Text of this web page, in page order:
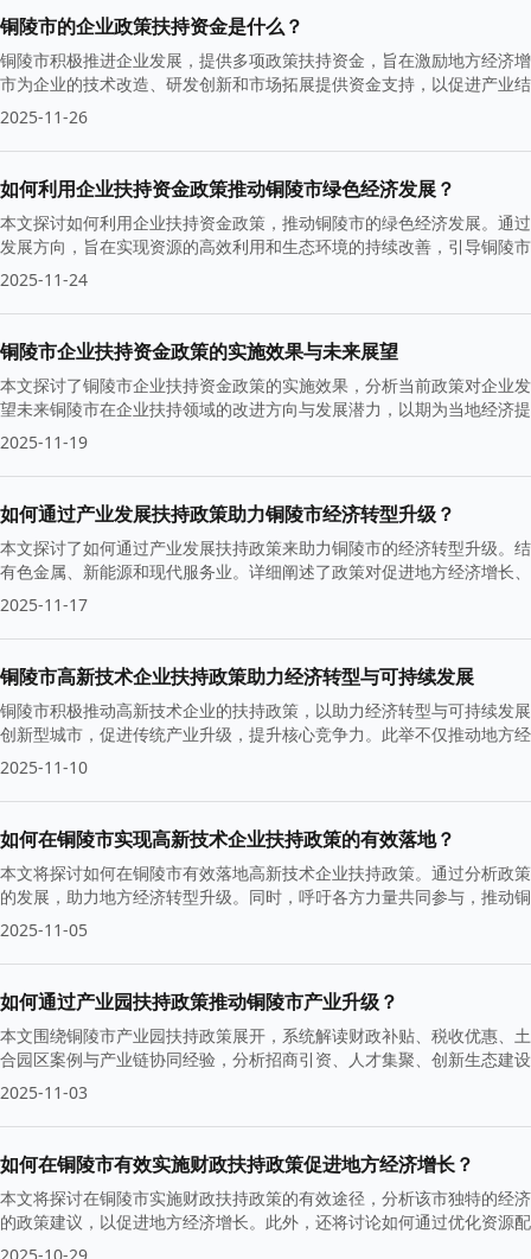
铜陵市的企业政策扶持资金是什么？
铜陵市积极推进企业发展，提供多项政策扶持资金，旨在激励地方经济
市为企业的技术改造、研发创新和市场拓展提供资金支持，以促进产业
2025-11-26
如何利用企业扶持资金政策推动铜陵市绿色经济发展？
本文探讨如何利用企业扶持资金政策，推动铜陵市的绿色经济发展。通
发展方向，旨在实现资源的高效利用和生态环境的持续改善，引导铜陵
2025-11-24
铜陵市企业扶持资金政策的实施效果与未来展望
本文探讨了铜陵市企业扶持资金政策的实施效果，分析当前政策对企业
望未来铜陵市在企业扶持领域的改进方向与发展潜力，以期为当地经济
2025-11-19
如何通过产业发展扶持政策助力铜陵市经济转型升级？
本文探讨了如何通过产业发展扶持政策来助力铜陵市的经济转型升级。
有色金属、新能源和现代服务业。详细阐述了政策对促进地方经济增长
2025-11-17
铜陵市高新技术企业扶持政策助力经济转型与可持续发展
铜陵市积极推动高新技术企业的扶持政策，以助力经济转型与可持续发
创新型城市，促进传统产业升级，提升核心竞争力。此举不仅推动地方
2025-11-10
如何在铜陵市实现高新技术企业扶持政策的有效落地？
本文将探讨如何在铜陵市有效落地高新技术企业扶持政策。通过分析政
的发展，助力地方经济转型升级。同时，呼吁各方力量共同参与，推动
2025-11-05
如何通过产业园扶持政策推动铜陵市产业升级？
本文围绕铜陵市产业园扶持政策展开，系统解读财政补贴、税收优惠、
合园区案例与产业链协同经验，分析招商引资、人才集聚、创新生态建
铜陵市实现制造业高质量发展与新旧动能转换。
2025-11-03
如何在铜陵市有效实施财政扶持政策促进地方经济增长？
本文将探讨在铜陵市实施财政扶持政策的有效途径，分析该市独特的经
的政策建议，以促进地方经济增长。此外，还将讨论如何通过优化资源